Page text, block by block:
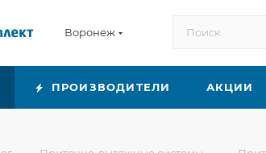
Воронеж
ПРОИЗВОДИТЕЛИ АКЦИИ